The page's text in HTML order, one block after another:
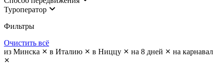
Туроператор
Фильтры
Очистить всё
из Минска
в Италию в Ниццу на 8 дней на карнавал